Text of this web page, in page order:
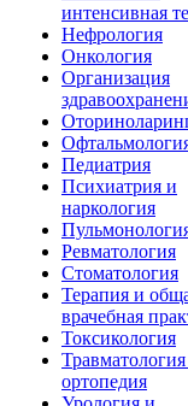
интенсивная
Нефрология
Онкология
Организация
Педиатрия
Психиатрия и
наркология
Ревматология
Стоматология
Терапия и
врачебная
Токсикология
ортопедия